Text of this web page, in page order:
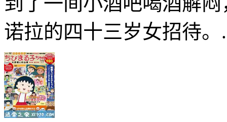
诺拉的四十三岁女招待